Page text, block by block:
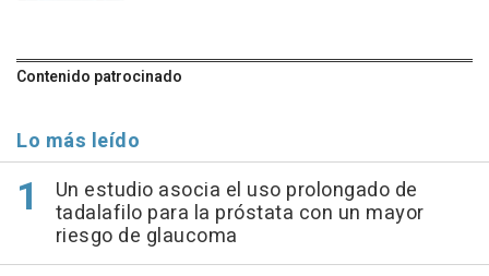
Contenido patrocinado
Lo más leído
Un estudio asocia el uso prolongado de
tadalafilo para la próstata con un mayor
riesgo de glaucoma